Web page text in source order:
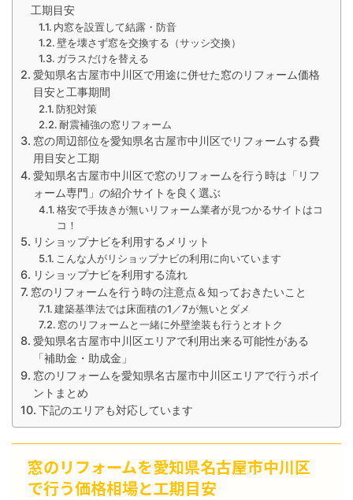
工期目安
内窓を設置して結露・防音
壁を壊さず窓を交換する（サッシ交換）
ガラスだけを替える
愛知県名古屋市中川区で用途に併せた窓のリフォーム価格
目安と工事期間
防犯対策
耐震補強の窓リフォーム
窓の周辺部位を愛知県名古屋市中川区でリフォームする費
用目安と工期
愛知県名古屋市中川区で窓のリフォームを行う時は「リフ
ォーム専門」の紹介サイトを良く選ぶ
格安で手抜きが無いリフォーム業者が見つかるサイトはコ
コ！
リショップナビを利用するメリット
こんな人がリショップナビの利用に向いています
リショップナビを利用する流れ
窓のリフォームを行う時の注意点＆知っておきたいこと
建築基準法では床面積の1／7が無いとダメ
窓のリフォームと一緒に外壁塗装も行うとオトク
愛知県名古屋市中川区エリアで利用出来る可能性がある
「補助金・助成金」
窓のリフォームを愛知県名古屋市中川区エリアで行うポイ
ントまとめ
下記のエリアも対応しています
窓のリフォームを愛知県名古屋市中川区
で行う価格相場と工期目安